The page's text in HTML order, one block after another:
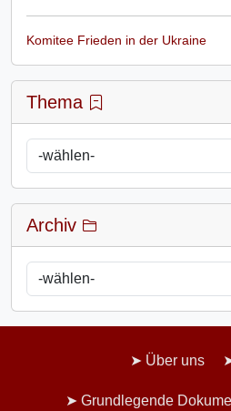
Komitee Frieden in der Ukraine
Thema
Archiv
Über uns
Grundlegende